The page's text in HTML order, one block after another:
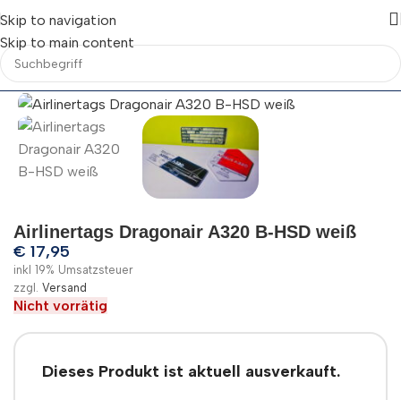
Skip to navigation
Skip to main content
Airlinertags Dragonair A320 B-HSD weiß
€ 17,95
inkl 19% Umsatzsteuer
zzgl. Versand
Nicht vorrätig
Dieses Produkt ist aktuell ausverkauft.